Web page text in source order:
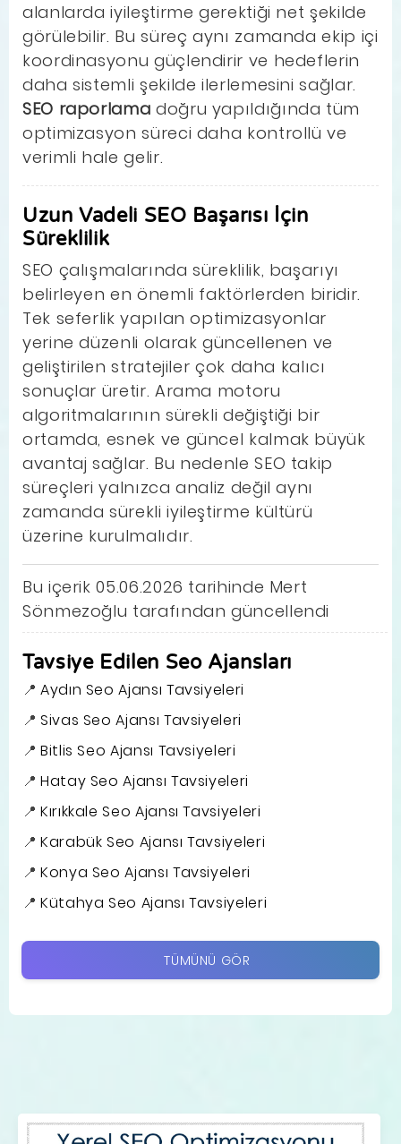
alanlarda iyileştirme gerektiği net şekilde
görülebilir. Bu süreç aynı zamanda ekip içi
koordinasyonu güçlendirir ve hedeflerin
daha sistemli şekilde ilerlemesini sağlar.
SEO raporlama doğru yapıldığında tüm
optimizasyon süreci daha kontrollü ve
verimli hale gelir.
Uzun Vadeli SEO Başarısı İçin
Süreklilik
SEO çalışmalarında süreklilik, başarıyı
belirleyen en önemli faktörlerden biridir.
Tek seferlik yapılan optimizasyonlar
yerine düzenli olarak güncellenen ve
geliştirilen stratejiler çok daha kalıcı
sonuçlar üretir. Arama motoru
algoritmalarının sürekli değiştiği bir
ortamda, esnek ve güncel kalmak büyük
avantaj sağlar. Bu nedenle SEO takip
süreçleri yalnızca analiz değil aynı
zamanda sürekli iyileştirme kültürü
üzerine kurulmalıdır.
Bu içerik 05.06.2026 tarihinde Mert
Sönmezoğlu tarafından güncellendi
Tavsiye Edilen Seo Ajansları
Aydın Seo Ajansı Tavsiyeleri
Sivas Seo Ajansı Tavsiyeleri
Bitlis Seo Ajansı Tavsiyeleri
Hatay Seo Ajansı Tavsiyeleri
Kırıkkale Seo Ajansı Tavsiyeleri
Karabük Seo Ajansı Tavsiyeleri
Konya Seo Ajansı Tavsiyeleri
Kütahya Seo Ajansı Tavsiyeleri
TÜMÜNÜ GÖR